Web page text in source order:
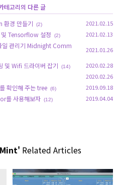
테고리의 다른 글
환경 만들기
(2) 2021.02.15
Tensorflow 설정 (2) 2021.02.13
일 관리기 Midnight Comm
2021.01.26
및 Wifi 드라이버 잡기 (14) 2020.02.28
2020.02.26
확인해 주는 tree (6) 2019.09.18
를 사용해보자 (12) 2019.04.04
Related Articles